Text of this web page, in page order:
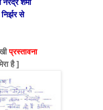
शर्मा
से
प्रस्तावना
है ]